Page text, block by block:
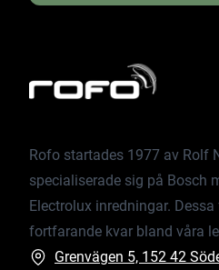
Rofo startades 1977 av Rolf
specialiserade sig på Bosch
Electrolux inredningar.
fortfarande kvar bland våra
Grenvägen 5, 152 42